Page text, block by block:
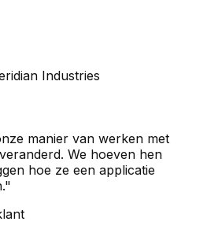
Industries
manier van werken met
We hoeven hen
hoe ze een applicatie
"